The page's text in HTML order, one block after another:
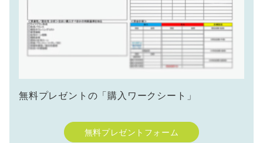
無料プレゼントの「購入ワークシート」
無料プレゼントフォーム